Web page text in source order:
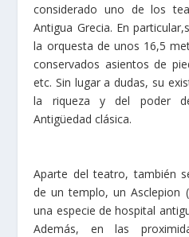
considerado uno de los
Antigua Grecia. En
la orquesta de unos 16,5
conservados asientos de
etc. Sin lugar a dudas, su
la riqueza y del poder
Antigüedad clásica.
Aparte del teatro, también
de un templo, un Asclepion
una especie de hospital
Además, en las